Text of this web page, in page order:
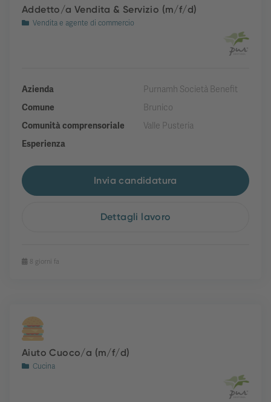
Addetto/a Vendita & Servizio (m/f/d)
Vendita e agente di commercio
Azienda
Purnamh Società Benefit
Comune
Brunico
Comunità comprensoriale
Valle Pusteria
Esperienza
Invia candidatura
Dettagli lavoro
8 giorni fa
Aiuto Cuoco/a (m/f/d)
Cucina